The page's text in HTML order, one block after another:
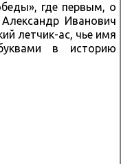
где первым, о
Иванович
летчик-ас, чье имя
в историю